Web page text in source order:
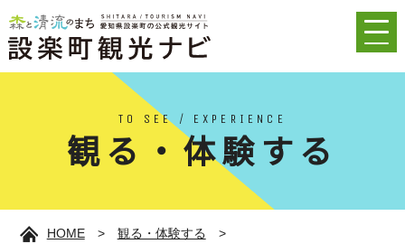
TO SEE / EXPERIENCE
観る・体験する
HOME> 観る・体験する
>